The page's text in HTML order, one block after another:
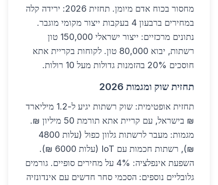
מחסור בכוח אדם מיומן. תחזית 2026: ירידה קלה
במחירים ברבעון 4 בעקבות ייצור מקומי מוגבר.
נתונים מרכזיים: ייצור ישראלי 150,000 טון
רשתות, יבוא 80,000 טון. לקוחות בקריית אתא
חוסכים 20% בהזמנות גדולות מעל 10 רולות.
תחזית שוק ומגמות 2026
תחזית אופטימית: שוק רשתות יגיע ל-1.2 מיליארד
₪ בישראל, עם קריית אתא תורמת 50 מיליון ₪.
מגמות: מעבר לרשתות גלוון כפול (עלות 4800
₪), רשתות חכמות עם IoT (עלות 6000 ₪).
השפעת אינפלציה: 4% על מחירים סופיים. גורמים
גלובליים נוספים: הסכמי סחר חדשים עם אינדונזיה